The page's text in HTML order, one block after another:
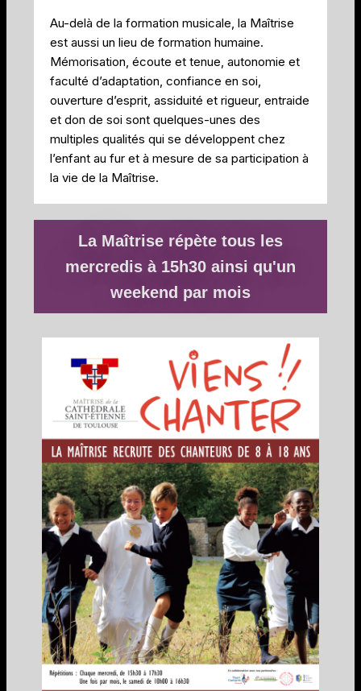
Au-delà de la formation musicale, la Maîtrise
est aussi un lieu de formation humaine.
Mémorisation, écoute et tenue, autonomie et
faculté d’adaptation, confiance en soi,
ouverture d’esprit, assiduité et rigueur, entraide
et don de soi sont quelques-unes des
multiples qualités qui se développent chez
l’enfant au fur et à mesure de sa participation à
la vie de la Maîtrise.
La Maîtrise répète tous les
mercredis à 15h30 ainsi qu'un
weekend par mois